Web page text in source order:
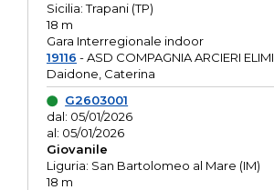
Sicilia: Trapani (TP)
18 m
Gara Interregionale indoor
19116 - ASD COMPAGNIA ARCIERI ELIMI
Daidone, Caterina
G2603001
dal: 05/01/2026
al: 05/01/2026
Giovanile
Liguria: San Bartolomeo al Mare (IM)
18 m